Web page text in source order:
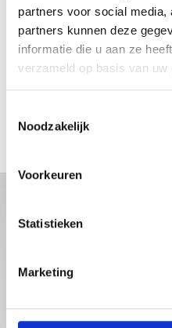
partners voor social
partners kunnen deze
informatie die u aan ze
verzameld op basis van
Noodzakelijk
Voorkeuren
Statistieken
Marketing